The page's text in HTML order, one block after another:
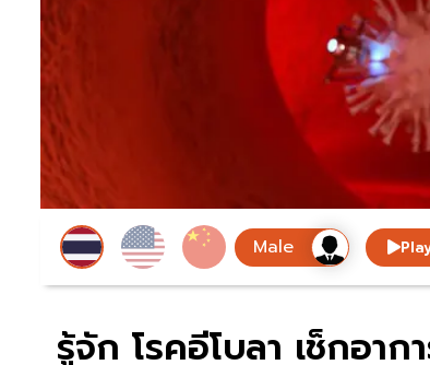
รู้จัก โรคอีโบลา เช็กอา